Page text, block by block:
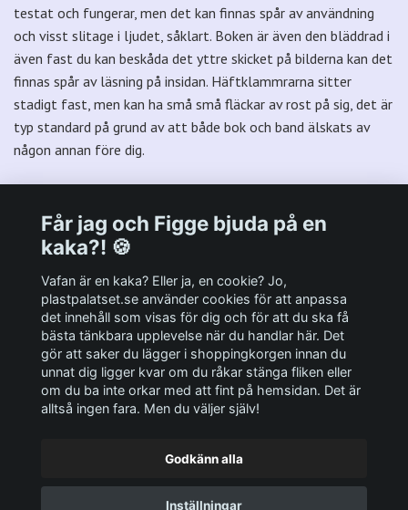
testat och fungerar, men det kan finnas spår av användning
och visst slitage i ljudet, såklart. Boken är även den bläddrad i
även fast du kan beskåda det yttre skicket på bilderna kan det
finnas spår av läsning på insidan. Häftklammrarna sitter
stadigt fast, men kan ha små små fläckar av rost på sig, det är
typ standard på grund av att både bok och band älskats av
någon annan före dig.
Andra viktiga länkar:
Sociala medier
© 2026 Plastpalatset
Får jag och Figge bjuda på en
kaka?! 🍪
Vafan är en kaka? Eller ja, en cookie? Jo,
plastpalatset.se använder cookies för att anpassa
det innehåll som visas för dig och för att du ska få
bästa tänkbara upplevelse när du handlar här. Det
gör att saker du lägger i shoppingkorgen innan du
unnat dig ligger kvar om du råkar stänga fliken eller
om du ba inte orkar med att fint på hemsidan. Det är
alltså ingen fara. Men du väljer själv!
Godkänn alla
Inställningar